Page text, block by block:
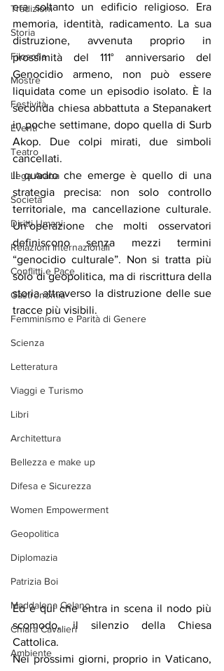
Tradizioni
Storia
Filosofia
Mostre
Festività
Eventi
Teatro
Lega Araba
Società
Diritti Umani
Relazioni Internazionali
Conflitti e Pace
Gastronomia
Femminismo e Parità di Genere
Scienza
Letteratura
Viaggi e Turismo
Libri
Architettura
Bellezza e make up
Difesa e Sicurezza
Women Empowerment
Geopolitica
Diplomazia
Patrizia Boi
Maddalena Celano
Chiara Cavalieri
Ambiente
era soltanto un edificio religioso. Era
memoria, identità, radicamento. La sua
distruzione, avvenuta proprio in
prossimità del 111° anniversario del
Genocidio armeno, non può essere
liquidata come un episodio isolato. È la
seconda chiesa abbattuta a Stepanakert
in poche settimane, dopo quella di Surb
Akop. Due colpi mirati, due simboli
cancellati.
Il quadro che emerge è quello di una
strategia precisa: non solo controllo
territoriale, ma cancellazione culturale.
Un’operazione che molti osservatori
definiscono senza mezzi termini
“genocidio culturale”. Non si tratta più
solo di geopolitica, ma di riscrittura della
storia attraverso la distruzione delle sue
tracce più visibili.
Ed è qui che entra in scena il nodo più
scomodo, il silenzio della Chiesa
Cattolica.
Nei prossimi giorni, proprio in Vaticano,